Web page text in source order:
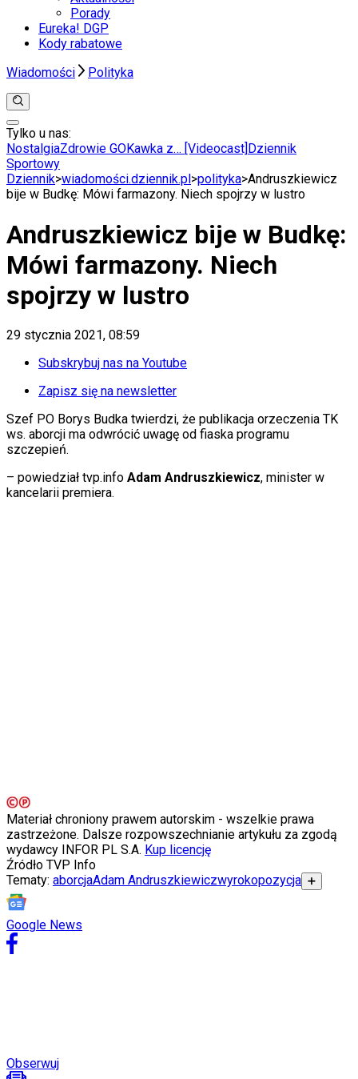
Porady
Eureka! DGP
Kody rabatowe
Wiadomości
Polityka
Anuluj
Wiadomości
Świat
Polityka
Ciekawostki
Gospodarka
Aktualności
Emerytury
Praca
Podatki
Twoje finanse
Finanse
KSEF
Aktualności
Automotive
Jednoślady
Paliwo
Porady
F1
Kolarstwo
Koszykówka
Lekkoatletyka
Nostalgia
Łamigłówki
Kultowe przeboje
Tylko u nas:
NostalgiaZdrowie GOKawka z… [Videocast] Dziennik
Sportowy
Dziennik>wiadomości.dziennik.pl >polityka>Andruszkiewicz
bije w Budkę: Mówi farmazony. Niech spojrzy w lustro
Andruszkiewicz bije w Budkę:
Mówi farmazony. Niech
spojrzy w lustro
29 stycznia 2021, 08:59
Subskrybuj nas na Youtube
Zapisz się na newsletter
Szef PO Borys Budka twierdzi, że publikacja orzeczenia TK
ws. aborcji ma odwrócić uwagę od fiaska programu
szczepień.
– powiedział tvp.info Adam Andruszkiewicz, minister w
kancelarii premiera.
Materiał chroniony prawem autorskim - wszelkie prawa
zastrzeżone. Dalsze rozpowszechnianie artykułu za zgodą
wydawcy INFOR PL S.A. Kup licencję
Źródło TVP Info
Tematy: aborcjaAdam Andruszkiewiczwyrokopozycja ➕
Google News
Obserwuj